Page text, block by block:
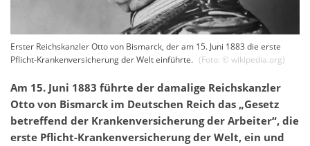
Erster Reichskanzler Otto von Bismarck, der am 15. Juni 1883 die erste
Pflicht-Krankenversicherung der Welt einführte. (Foto: © wikipedia.org)
Am 15. Juni 1883 führte der damalige Reichskanzler
Otto von Bismarck im Deutschen Reich das „Gesetz
betreffend der Krankenversicherung der Arbeiter“, die
erste Pflicht-Krankenversicherung der Welt, ein und